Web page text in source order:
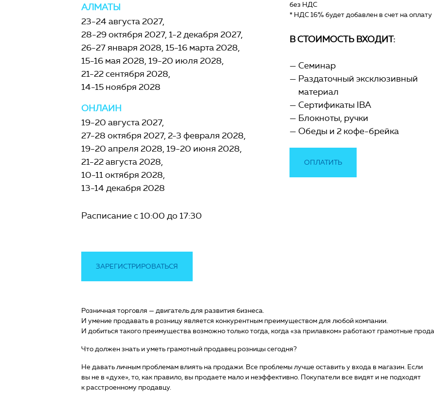
АЛМАТЫ
23-24 августа 2027
28-29 октября 2027 1-2 декабря 2027
26-27 января 2028 15-16 марта 2028
15-16 мая 2028 19-20 июля 2028
21-22 сентября 2028
14-15 ноября 2028
ОНЛАЙН
19-20 августа 2027
27-28 октября 2027 2-3 февраля 2028
19-20 апреля 2028 19-20 июня 2028
21-22 августа 2028
10-11 октября 2028
13-14 декабря 2028
Расписание с 10:00 до 17:30
без НДС
* НДС 16% будет добавлен в счет на оплату
В СТОИМОСТЬ ВХОДИТ:
Семинар
Раздаточный эксклюзивный
материал
Сертификаты IBA
Блокноты, ручки
Обеды и 2 кофе-брейка
ОПЛАТИТЬ
ЗАРЕГИСТРИРОВАТЬСЯ
Розничная торговля — двигатель для развития бизнеса.
И умение продавать в розницу является конкурентным преимуществом для любой компании.
И добиться такого преимущества возможно только тогда, когда «за прилавком» работают грамотные
Что должен знать и уметь грамотный продавец розницы сегодня?
Не давать личным проблемам влиять на продажи. Все проблемы лучше оставить у входа в магазин. Если
вы не в «духе», то, как правило, вы продаете мало и неэффективно. Покупатели все видят и не подходят
к расстроенному продавцу.